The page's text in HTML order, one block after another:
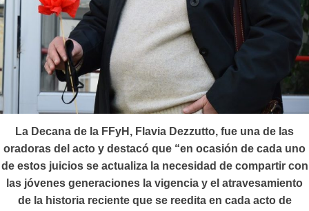
La Decana de la FFyH, Flavia Dezzutto, fue una de las
oradoras del acto y destacó que “en ocasión de cada uno
de estos juicios se actualiza la necesidad de compartir con
las jóvenes generaciones la vigencia y el atravesamiento
de la historia reciente que se reedita en cada acto de